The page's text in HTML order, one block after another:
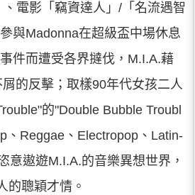
電影「竊資達人」/「名流遇智
與Madonna在超級盃中場休息
件而遭受各界撻伐，M.I.A.藉
的反擊；取樣90年代女孩二人
的"Double Bubble Troubl
、Reggae、Electropop、Latin-
意遨遊M.I.A.的音樂異想世界，
的聰穎才情。